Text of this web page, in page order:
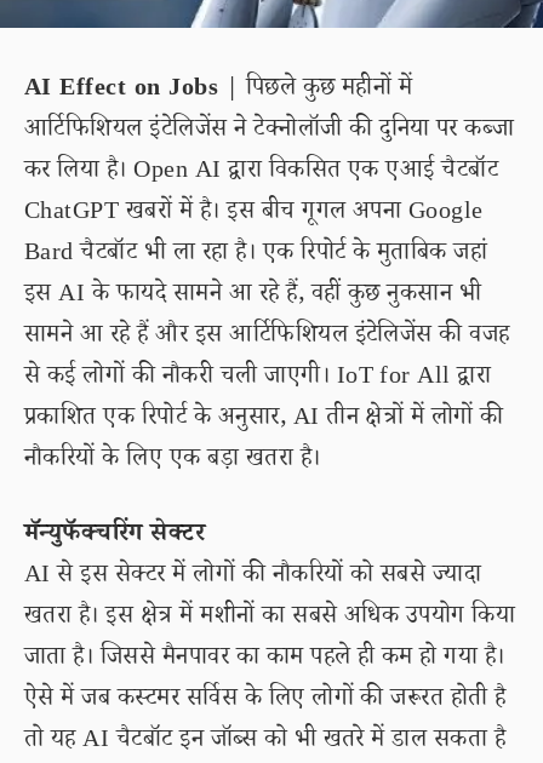
AI Effect on Jobs | पिछले कुछ महीनों में
आर्टिफिशियल इंटेलिजेंस ने टेक्नोलॉजी की दुनिया पर कब्जा
कर लिया है। Open AI द्वारा विकसित एक एआई चैटबॉट
ChatGPT खबरों में है। इस बीच गूगल अपना Google
Bard चैटबॉट भी ला रहा है। एक रिपोर्ट के मुताबिक जहां
इस AI के फायदे सामने आ रहे हैं, वहीं कुछ नुकसान भी
सामने आ रहे हैं और इस आर्टिफिशियल इंटेलिजेंस की वजह
से कई लोगों की नौकरी चली जाएगी। IoT for All द्वारा
प्रकाशित एक रिपोर्ट के अनुसार, AI तीन क्षेत्रों में लोगों की
नौकरियों के लिए एक बड़ा खतरा है।
मॅन्युफॅक्चरिंग सेक्टर
AI से इस सेक्टर में लोगों की नौकरियों को सबसे ज्यादा
खतरा है। इस क्षेत्र में मशीनों का सबसे अधिक उपयोग किया
जाता है। जिससे मैनपावर का काम पहले ही कम हो गया है।
ऐसे में जब कस्टमर सर्विस के लिए लोगों की जरूरत होती है
तो यह AI चैटबॉट इन जॉब्स को भी खतरे में डाल सकता है